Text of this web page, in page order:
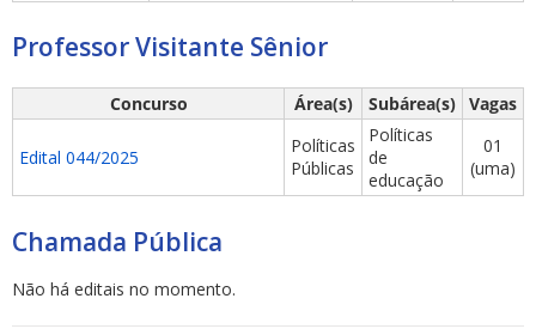
Professor Visitante Sênior
Concurso Área(s) Subárea(s) Vagas
Edital 044/2025
Políticas
Públicas
Políticas
de
educação
01
(uma)
Chamada Pública
Não há editais no momento.